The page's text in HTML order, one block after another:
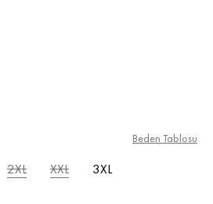
2XL XXL 3XL
Beden Tablosu